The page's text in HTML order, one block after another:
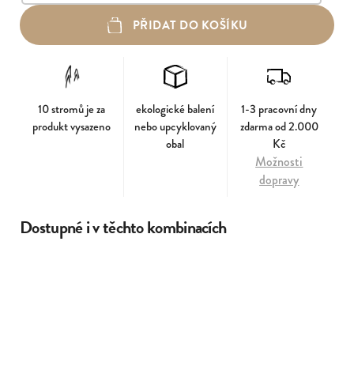
PŘIDAT DO KOŠÍKU
10 stromů je za
produkt vysazeno
ekologické balení
nebo upcyklovaný
obal
1-3 pracovní dny
zdarma od 2.000
Kč
Možnosti
dopravy
Dostupné i v těchto kombinacích